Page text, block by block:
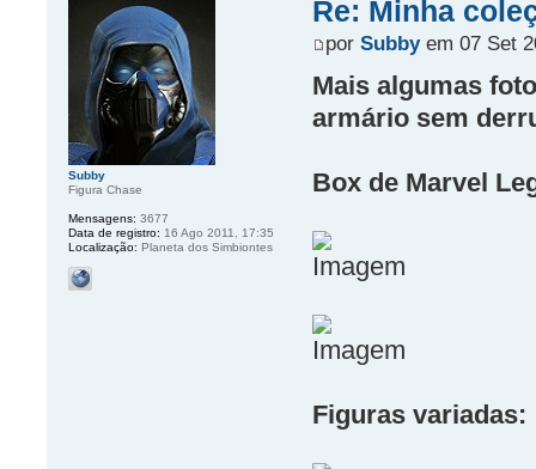
Re: Minha
por Subbyem 07 Set
Mais algumas
armário sem
Box de Marvel
Figuras variadas:
Subby
Figura Chase
Mensagens: 3677
Data de registro: 16 Ago 2011, 17:35
Localização: Planeta dos Simbiontes